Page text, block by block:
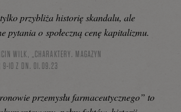
przybliża historię skandalu, ale
pytania o społeczną cenę kapitalizmu.
WILK, „CHARAKTERY. MAGAZYN
9-10 Z DN. 01.09.23
przemysłu farmaceutycznego” to